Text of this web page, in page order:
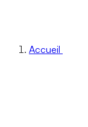
Accueil